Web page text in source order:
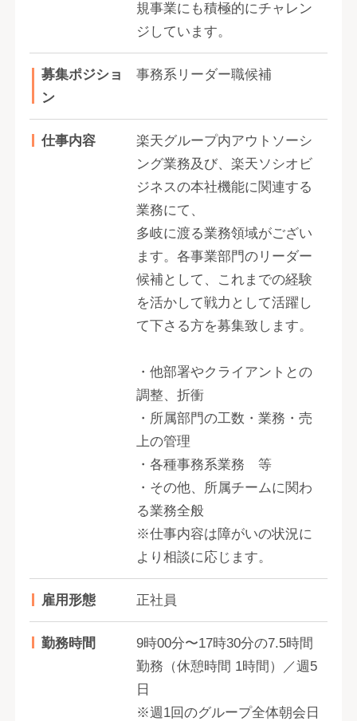
規事業にも積極的にチャレン
ジしています。
募集ポジショ
ン
事務系リーダー職候補
仕事内容
楽天グループ内アウトソーシ
ング業務及び、楽天ソシオビ
ジネスの本社機能に関連する
業務にて、
多岐に渡る業務領域がござい
ます。各事業部門のリーダー
候補として、これまでの経験
を活かして戦力として活躍し
て下さる方を募集致します。
・他部署やクライアントとの
調整、折衝
・所属部門の工数・業務・売
上の管理
・各種事務系業務 等
・その他、所属チームに関わ
る業務全般
※仕事内容は障がいの状況に
より相談に応じます。
雇用形態 正社員
勤務時間
9時00分〜17時30分の7.5時間
勤務（休憩時間 1時間）／週5
日
※週1回のグループ全体朝会日